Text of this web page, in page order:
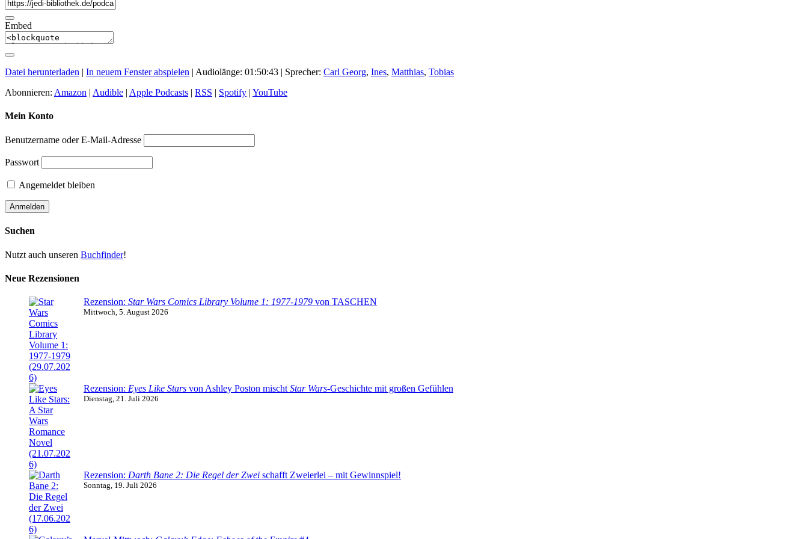
Embed
Datei herunterladen | In neuem Fenster abspielen | Audiolänge: 01:50:43 | Sprecher: Carl Georg, Ines, Matthias, Tobias
Abonnieren: Amazon | Audible | Apple Podcasts | RSS | Spotify | YouTube
Mein Konto
Benutzername oder E-Mail-Adresse
Passwort
Angemeldet bleiben
Suchen
Nutzt auch unseren Buchfinder!
Neue Rezensionen
Rezension: Star Wars Comics Library Volume 1: 1977-1979 von TASCHEN
Mittwoch, 5. August 2026
Rezension: Eyes Like Stars von Ashley Poston mischt Star Wars-Geschichte mit großen Gefühlen
Dienstag, 21. Juli 2026
Rezension: Darth Bane 2: Die Regel der Zwei schafft Zweierlei – mit Gewinnspiel!
Sonntag, 19. Juli 2026